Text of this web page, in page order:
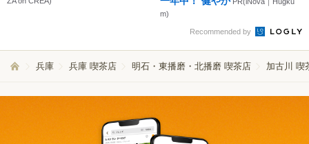
m)
Recommended by
兵庫 兵庫 喫茶店 明石・東播磨・北播磨 喫茶店 加古川 喫